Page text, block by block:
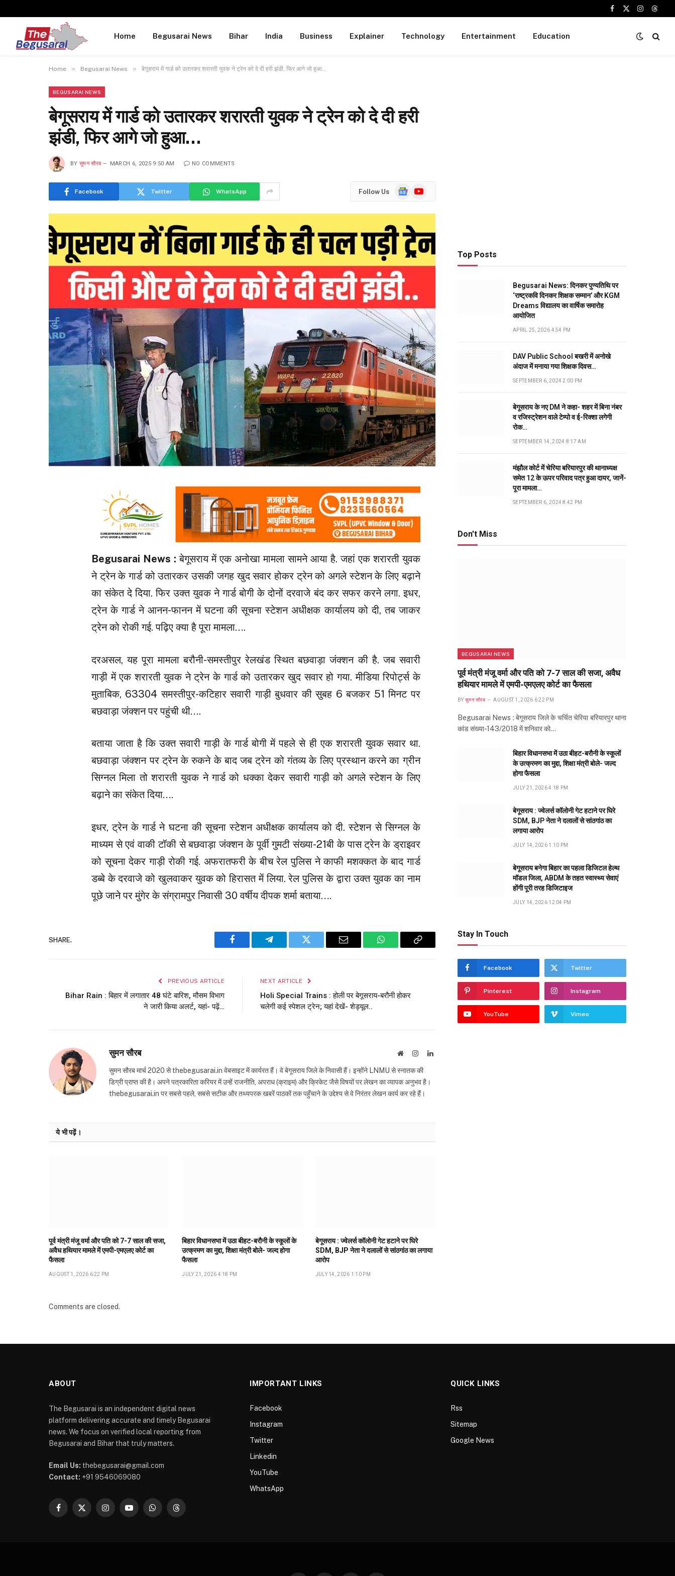
Facebook
X
Instagram
Home Begusarai News Bihar India Business Explainer Technology Entertainment Education
Home » Begusarai News » बेगूसराय में गार्ड को उतारकर शरारती युवक ने ट्रेन को दे दी हरी झंडी, फिर आगे जो हुआ…
BEGUSARAI NEWS
बेगूसराय में गार्ड को उतारकर शरारती युवक ने ट्रेन को दे दी हरी
झंडी, फिर आगे जो हुआ…
BY सुमन सौरब MARCH 6, 2025 9:50 AM NO COMMENTS
Facebook Twitter WhatsApp Follow Us
GoogleYouTube
Begusarai News :बेगूसराय में एक अनोखा मामला सामने आया है. जहां एक शरारती युवक
ने ट्रेन के गार्ड को उतारकर उसकी जगह खुद सवार होकर ट्रेन को अगले स्टेशन के लिए बढ़ाने
का संकेत दे दिया. फिर उक्त युवक ने गार्ड बोगी के दोनों दरवाजे बंद कर सफर करने लगा. इधर,
ट्रेन के गार्ड ने आनन-फानन में घटना की सूचना स्टेशन अधीक्षक कार्यालय को दी, तब जाकर
ट्रेन को रोकी गई. पढ़िए क्या है पूरा मामला….
दरअसल, यह पूरा मामला बरौनी-समस्तीपुर रेलखंड स्थित बछवाड़ा जंक्शन की है. जब सवारी
गाड़ी में एक शरारती युवक ने ट्रेन के गार्ड को उतारकर खुद सवार हो गया. मीडिया रिपोर्ट्स के
मुताबिक, 63304 समस्तीपुर-कटिहार सवारी गाड़ी बुधवार की सुबह 6 बजकर 51 मिनट पर
बछवाड़ा जंक्शन पर पहुंची थी….
बताया जाता है कि उक्त सवारी गाड़ी के गार्ड बोगी में पहले से ही एक शरारती युवक सवार था.
बछवाड़ा जंक्शन पर ट्रेन के रुकने के बाद जब ट्रेन को गंतव्य के लिए प्रस्थान करने का ग्रीन
सिग्नल मिला तो शरारती युवक ने गार्ड को धक्का देकर सवारी गाड़ी को अगले स्टेशन के लिए
बढ़ाने का संकेत दिया….
इधर, ट्रेन के गार्ड ने घटना की सूचना स्टेशन अधीक्षक कार्यालय को दी. स्टेशन से सिग्नल के
माध्यम से एवं वाकी टॉकी से बछवाड़ा जंक्शन के पूर्वी गुमटी संख्या-21बी के पास ट्रेन के ड्राइवर
को सूचना देकर गाड़ी रोकी गई. अफरातफरी के बीच रेल पुलिस ने काफी मशक्कत के बाद गार्ड
डब्बे के दरवाजे को खुलवाकर युवक को हिरासत में लिया. रेल पुलिस के द्वारा उक्त युवक का नाम
पूछे जाने पर मुंगेर के संग्रामपुर निवासी 30 वर्षीय दीपक शर्मा बताया….
SHARE.
Facebook Telegram Twitter Email WhatsAppCopy
PREVIOUS ARTICLE
Bihar Rain : बिहार में लगातार 48 घंटे बारिश, मौसम विभाग
ने जारी किया अलर्ट, यहां- पढ़ें…
NEXT ARTICLE
Holi Special Trains : होली पर बेगूसराय-बरौनी होकर
चलेगी कई स्पेशल ट्रेन; यहां देखें- शेड्यूल..
सुमन सौरब WebsiteInstagramLinkedIn
सुमन सौरब मार्च 2020 से thebegusarai.in वेबसाइट में कार्यरत हैं। वे बेगूसराय जिले के निवासी हैं। इन्होंने LNMU से स्नातक की
डिग्री प्राप्त की है। अपने पत्रकारिता करियर में उन्हें राजनीति, अपराध (क्राइम) और क्रिकेट जैसे विषयों पर लेखन का व्यापक अनुभव है।
thebegusarai.in पर सबसे पहले, सबसे सटीक और तथ्यपरक खबरें पाठकों तक पहुँचाने के उद्देश्य से वे निरंतर लेखन कार्य कर रहे हैं।
ये भी पढ़ें।
पूर्व मंत्री मंजू वर्मा और पति को 7-7 साल की सजा,
अवैध हथियार मामले में एमपी-एमएलए कोर्ट का
फैसला
AUGUST 1, 2026 6:22 PM
बिहार विधानसभा में उठा बीहट-बरौनी के स्कूलों के
उत्क्रमण का मुद्दा, शिक्षा मंत्री बोले- जल्द होगा
फैसला
JULY 21, 2026 4:18 PM
बेगूसराय : ज्वेलर्स कॉलोनी गेट हटाने पर घिरे
SDM, BJP नेता ने दलालों से सांठगांठ का लगाया
आरोप
JULY 14, 2026 1:10 PM
Comments are closed.
Top Posts
Begusarai News: दिनकर पुण्यतिथि पर
‘राष्ट्रकवि दिनकर शिक्षक सम्मान’ और KGM
Dreams विद्यालय का वार्षिक समारोह
आयोजित
APRIL 25, 2026 4:54 PM
DAV Public School बखरी में अनोखे
अंदाज में मनाया गया शिक्षक दिवस…
SEPTEMBER 6, 2024 2:00 PM
बेगूसराय के नए DM ने कहा- शहर में बिना नंबर
व रजिस्ट्रेशन वाले टेम्पो व ई-रिक्शा लगेगी
रोक…
SEPTEMBER 14, 2024 8:17 AM
मंझौल कोर्ट में चेरिया बरियारपुर की थानाध्यक्ष
समेत 12 के ऊपर परिवाद पत्र हुआ दायर, जानें-
पूरा मामला…
SEPTEMBER 6, 2024 8:42 PM
Don't Miss
BEGUSARAI NEWS
पूर्व मंत्री मंजू वर्मा और पति को 7-7 साल की सजा, अवैध
हथियार मामले में एमपी-एमएलए कोर्ट का फैसला
BY सुमन सौरब AUGUST 1, 2026 6:22 PM
Begusarai News : बेगूसराय जिले के चर्चित चेरिया बरियारपुर थाना
कांड संख्या-143/2018 में शनिवार को…
बिहार विधानसभा में उठा बीहट-बरौनी के स्कूलों
के उत्क्रमण का मुद्दा, शिक्षा मंत्री बोले- जल्द
होगा फैसला
JULY 21, 2026 4:18 PM
बेगूसराय : ज्वेलर्स कॉलोनी गेट हटाने पर घिरे
SDM, BJP नेता ने दलालों से सांठगांठ का
लगाया आरोप
JULY 14, 2026 1:10 PM
बेगूसराय बनेगा बिहार का पहला डिजिटल हेल्थ
मॉडल जिला, ABDM के तहत स्वास्थ्य सेवाएं
होंगी पूरी तरह डिजिटाइज
JULY 14, 2026 12:04 PM
Stay In Touch
Facebook Twitter
Pinterest Instagram
YouTube Vimeo
ABOUT
The Begusarai is an independent digital news
platform delivering accurate and timely Begusarai
news. We focus on verified local reporting from
Begusarai and Bihar that truly matters.
Email Us: thebegusarai@gmail.com
Contact: +91 9546069080
Facebook
X
InstagramYouTubeWhatsAppThreads
IMPORTANT LINKS
Facebook
Instagram
Twitter
Linkedin
YouTube
WhatsApp
QUICK LINKS
Rss
Sitemap
Google News